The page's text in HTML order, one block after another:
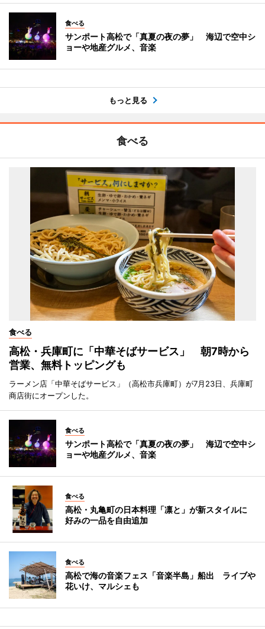
食べる
サンポート高松で「真夏の夜の夢」 海辺で空中シ
ョーや地産グルメ、音楽
もっと見る
食べる
食べる
高松・兵庫町に「中華そばサービス」 朝7時から
営業、無料トッピングも
ラーメン店「中華そばサービス」（高松市兵庫町）が7月23日、兵庫町
商店街にオープンした。
食べる
サンポート高松で「真夏の夜の夢」 海辺で空中シ
ョーや地産グルメ、音楽
食べる
高松・丸亀町の日本料理「凛と」が新スタイルに
好みの一品を自由追加
食べる
高松で海の音楽フェス「音楽半島」船出 ライブや
花いけ、マルシェも